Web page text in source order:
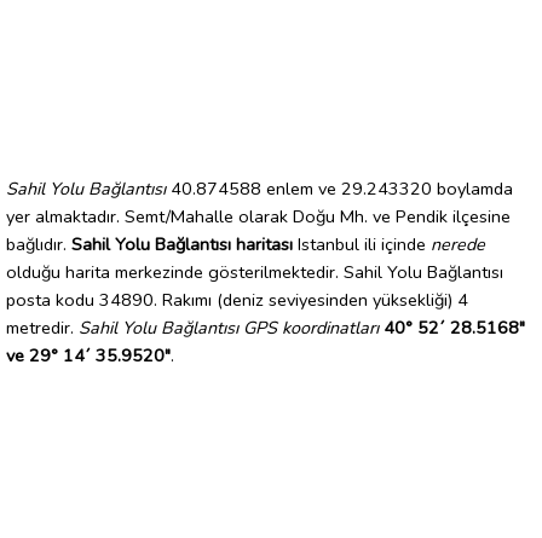
Sahil Yolu Bağlantısı40.874588 enlem ve 29.243320 boylamda
yer almaktadır. Semt/Mahalle olarak Doğu Mh. ve Pendik ilçesine
bağlıdır. Sahil Yolu Bağlantısı haritası Istanbul ili içinde nerede
olduğu harita merkezinde gösterilmektedir. Sahil Yolu Bağlantısı
posta kodu 34890. Rakımı (deniz seviyesinden yüksekliği) 4
metredir. Sahil Yolu Bağlantısı GPS koordinatları 40° 52´ 28.5168"
ve 29° 14´ 35.9520".